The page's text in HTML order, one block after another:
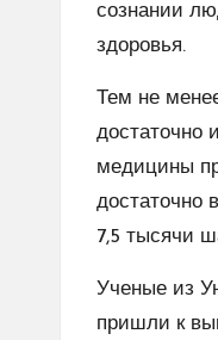
сознании
здоровья.
Тем не
достаточно
медицины
достаточно
7,5 тысячи
Ученые из
пришли к